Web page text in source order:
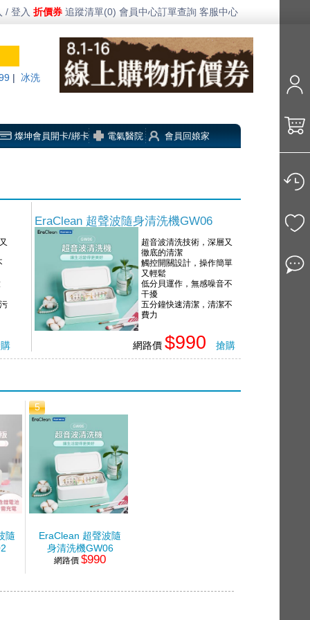
/ 登入 折價券 追蹤清單(0) 會員中心訂單查詢 客服中心
冰洗
燦坤會員開卡/綁卡 電氣醫院 會員回娘家
EraClean 超聲波隨身清洗機GW06
超音波清洗技術，深層又
徹底的清潔
觸控開關設計，操作簡單
又輕鬆
低分貝運作，無感噪音不
干擾
五分鐘快速清潔，清潔不
費力
網路價 $990 搶購
隨
5
EraClean 超聲波隨
身清洗機GW06
網路價$990